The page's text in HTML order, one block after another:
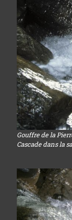
Gouffre de la
Cascade dans la